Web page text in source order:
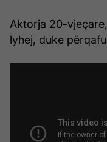
Aktorja 20-
lyhej, duke